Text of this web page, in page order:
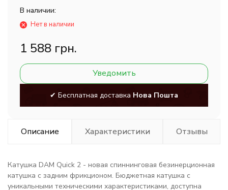
В наличии:
Нет в наличии
1 588 грн.
Уведомить
✔ Бесплатная доставка Нова Пошта
Описание Характеристики Отзывы
Катушка DAM Quick 2 - новая спиннинговая безинерционная
катушка с задним фрикционом. Бюджетная катушка с
уникальными техническими характеристиками, доступна